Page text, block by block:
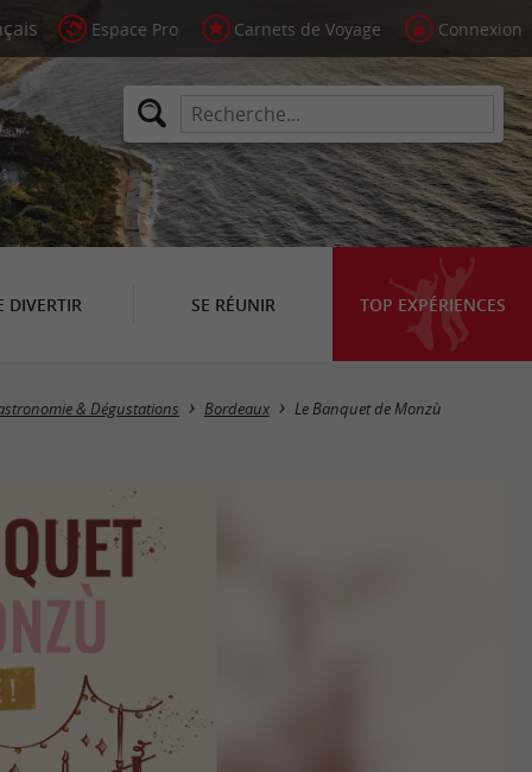
Espace Pro Carnets de Voyage Connexion
DIVERTIR SE RÉUNIR TOP EXPÉRIENCES
& Dégustations Bordeaux Le Banquet de Monzù